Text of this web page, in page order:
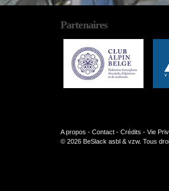
Partenaires
A propos - Contact - Crédits - Vie
© 2026 BeSlack asbl & vzw. Tous